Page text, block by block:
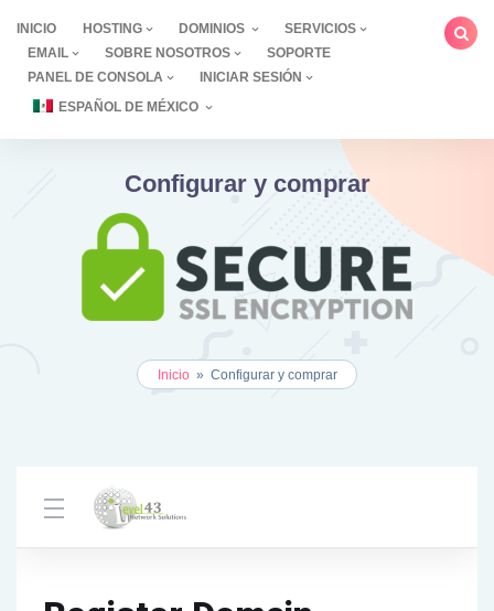
contenido
INICIO HOSTING DOMINIOS
SERVICIOS
EMAIL
SOBRE NOSOTROS
SOPORTE
PANEL DE CONSOLA
INICIAR SESIÓN
ESPAÑOL DE MÉXICO
Configurar y comprar
Inicio» Configurar y comprar